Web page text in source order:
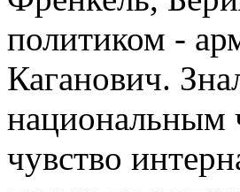
политиком -
Каганович.
национальным
чувство